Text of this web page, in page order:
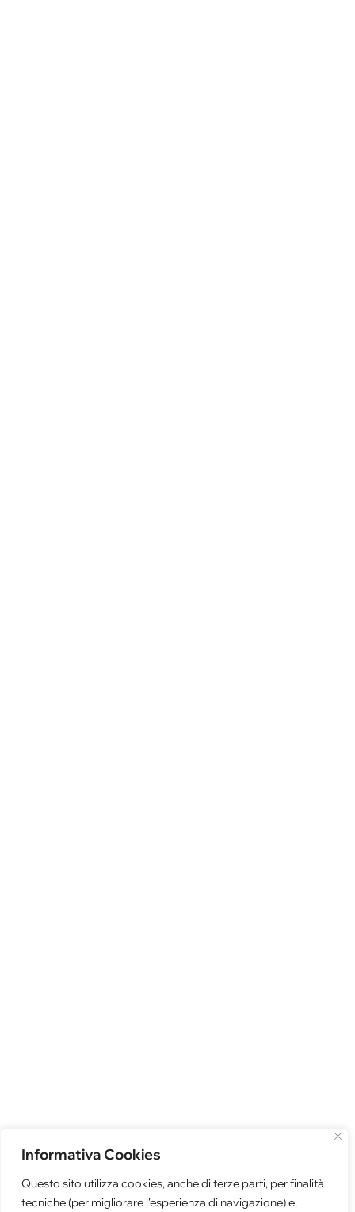
Informativa Cookies
Questo sito utilizza cookies, anche di terze parti, per finalità
tecniche (per migliorare l'esperienza di navigazione) e,